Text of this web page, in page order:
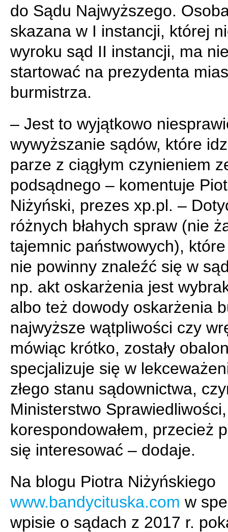
do Sądu Najwyższego.
skazana w I instancji, której
wyroku sąd II instancji, ma
startować na prezydenta
burmistrza.
– Jest to wyjątkowo
wywyższanie sądów, które
parze z ciągłym czynieniem
podsądnego – komentuje
Niżyński, prezes xp.pl. –
różnych błahych spraw (nie
tajemnic państwowych),
nie powinny znaleźć się w
np. akt oskarżenia jest
albo też dowody oskarżenia
najwyższe wątpliwości czy
mówiąc krótko, zostały
specjalizuje się w
złego stanu sądownictwa,
Ministerstwo
korespondowałem, przecież
się interesować – dodaje.
Na blogu Piotra Niżyńskiego
www.bandycituska.com w
wpisie o sądach z 2017 r.